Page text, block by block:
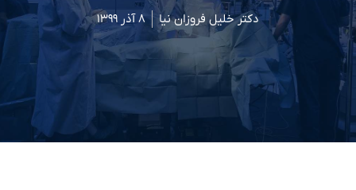
دکتر خلیل فروزان نیا ۸ آذر ۱۳۹۹